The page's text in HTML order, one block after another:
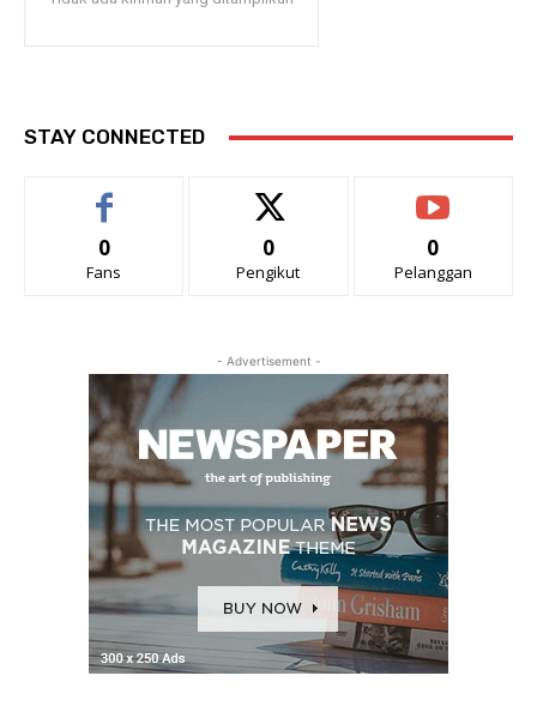
STAY CONNECTED
0
Fans
0
Pengikut
0
Pelanggan
- Advertisement -